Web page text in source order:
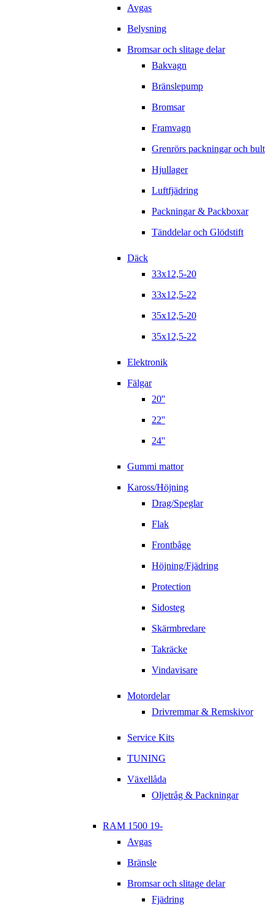
Avgas
Belysning
Bromsar och slitage delar
Bakvagn
Bränslepump
Bromsar
Framvagn
Grenrörs packningar och bult
Hjullager
Luftfjädring
Packningar & Packboxar
Tänddelar och Glödstift
Däck
33x12,5-20
33x12,5-22
35x12,5-20
35x12,5-22
Elektronik
Fälgar
20''
22''
24''
Gummi mattor
Kaross/Höjning
Drag/Speglar
Flak
Frontbåge
Höjning/Fjädring
Protection
Sidosteg
Skärmbredare
Takräcke
Vindavisare
Motordelar
Drivremmar & Remskivor
Service Kits
TUNING
Växellåda
Oljetråg & Packningar
RAM 1500 19-
Avgas
Bränsle
Bromsar och slitage delar
Fjädring